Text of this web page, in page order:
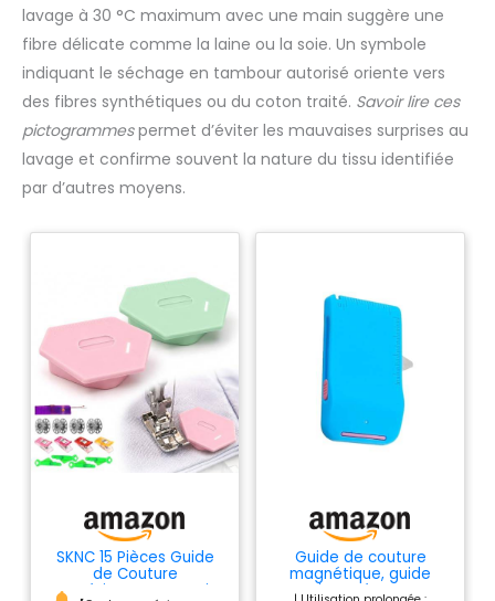
lavage à 30 °C maximum avec une main suggère une
fibre délicate comme la laine ou la soie. Un symbole
indiquant le séchage en tambour autorisé oriente vers
des fibres synthétiques ou du coton traité. Savoir lire ces
pictogrammespermet d’éviter les mauvaises surprises au
lavage et confirme souvent la nature du tissu identifiée
par d’autres moyens.
SKNC 15 Pièces Guide
de Couture
Magnétique, Accessoire
Guide de couture
magnétique, guide
aimanté avec